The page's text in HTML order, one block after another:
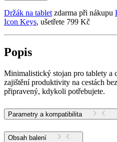
Držák na tablet zdarma při nákupu
Icon Keys, ušetřete 799 Kč
Popis
Minimalistický stojan pro tablety a
zajištění produktivity na cestách
připravený, kdykoli potřebujete.
Parametry a kompatibilita
Obsah balení